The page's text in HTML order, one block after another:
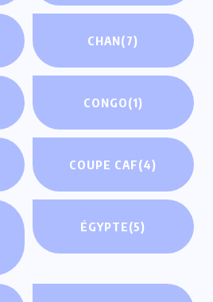
CHAN(7)
CONGO(1)
COUPE CAF(4)
ÉGYPTE(5)